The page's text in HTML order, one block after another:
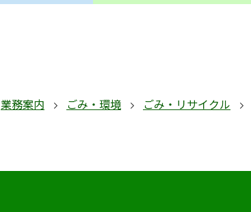
業務案内 ごみ・環境 ごみ・リサイクル